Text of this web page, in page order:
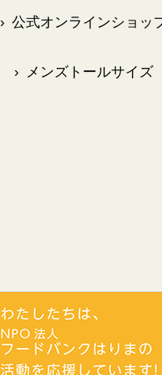
›公式オンラインショッ
›メンズトールサイズ